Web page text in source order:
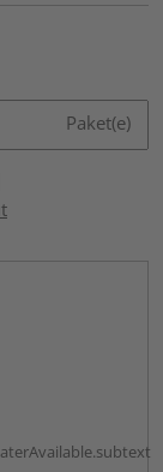
Paket(e)